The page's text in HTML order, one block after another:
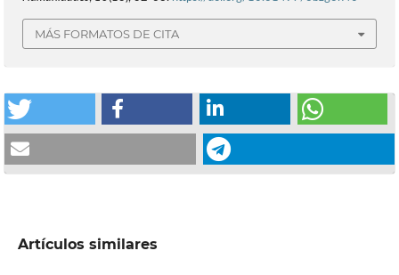
MÁS FORMATOS DE CITA
Artículos similares